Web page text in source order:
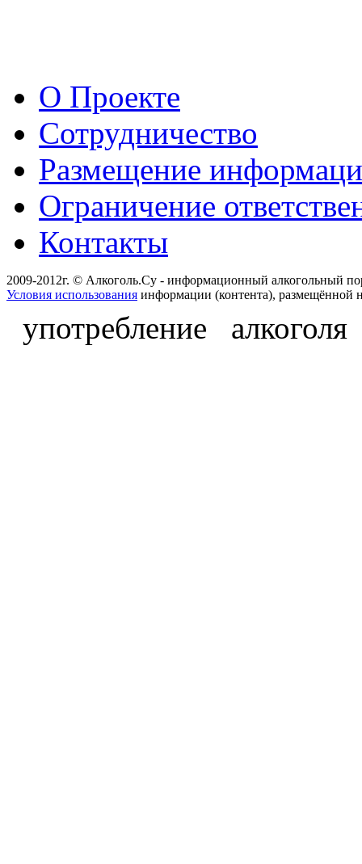
О Проекте
Сотрудничество
Размещение
Ограничение
Контакты
2009-2012г. © Алкоголь.Су - информационный алкогольный
Условия использования информации (контента), размещённой
употребление